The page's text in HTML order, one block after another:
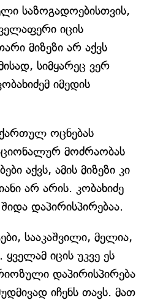
საზოგადოებისთვის,
იცის
მიზეზი არ აქვს
სიმყარეც ვერ
იმედის
ოცნებას
მოძრაობას
აქვს, ამის მიზეზი კი
არ არის. კობახიძე
დაპირისპირებაა.
სააკაშვილი, მელია,
იცის უკვე ეს
დაპირისპირება
იჩენს თავს. მათ